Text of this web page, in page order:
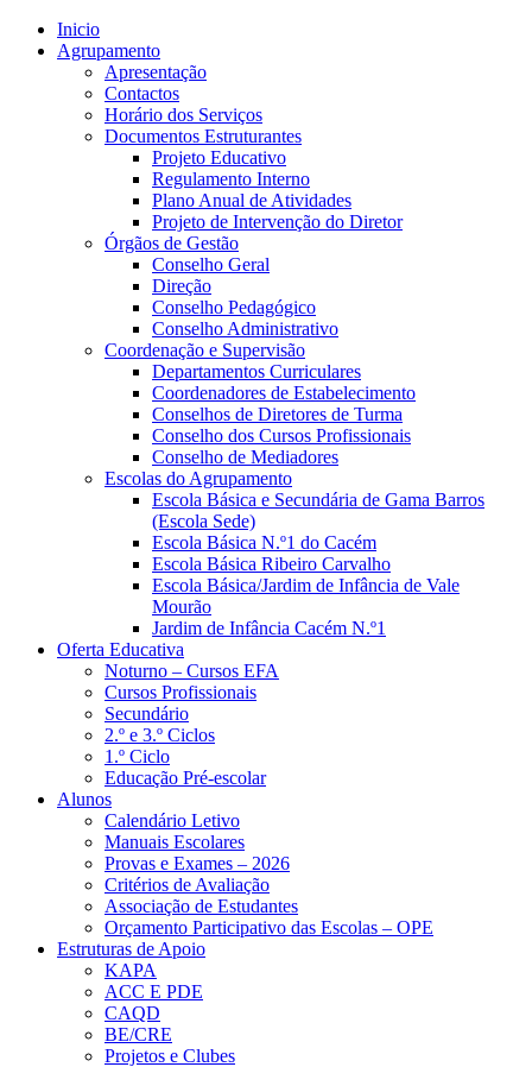
Inicio
Agrupamento
Apresentação
Contactos
Horário dos Serviços
Documentos Estruturantes
Projeto Educativo
Regulamento Interno
Plano Anual de Atividades
Projeto de Intervenção do Diretor
Órgãos de Gestão
Conselho Geral
Direção
Conselho Pedagógico
Conselho Administrativo
Coordenação e Supervisão
Departamentos Curriculares
Coordenadores de Estabelecimento
Conselhos de Diretores de Turma
Conselho dos Cursos Profissionais
Conselho de Mediadores
Escolas do Agrupamento
Escola Básica e Secundária de Gama Barros
(Escola Sede)
Escola Básica N.º1 do Cacém
Escola Básica Ribeiro Carvalho
Escola Básica/Jardim de Infância de Vale
Mourão
Jardim de Infância Cacém N.º1
Oferta Educativa
Noturno – Cursos EFA
Cursos Profissionais
Secundário
2.º e 3.º Ciclos
1.º Ciclo
Educação Pré-escolar
Alunos
Calendário Letivo
Manuais Escolares
Provas e Exames – 2026
Critérios de Avaliação
Associação de Estudantes
Orçamento Participativo das Escolas – OPE
Estruturas de Apoio
KAPA
ACC E PDE
CAQD
BE/CRE
Projetos e Clubes